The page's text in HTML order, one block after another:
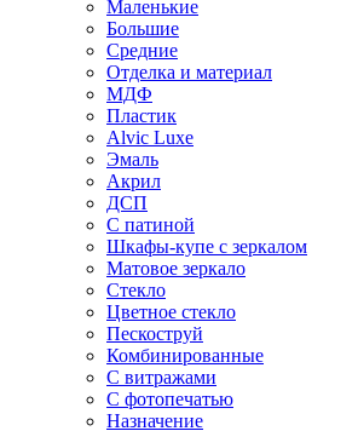
Маленькие
Большие
Средние
Отделка и материал
МДФ
Пластик
Alvic Luxe
Эмаль
Акрил
ДСП
С патиной
Шкафы-купе с зеркалом
Матовое зеркало
Стекло
Цветное стекло
Пескоструй
Комбинированные
С витражами
С фотопечатью
Назначение